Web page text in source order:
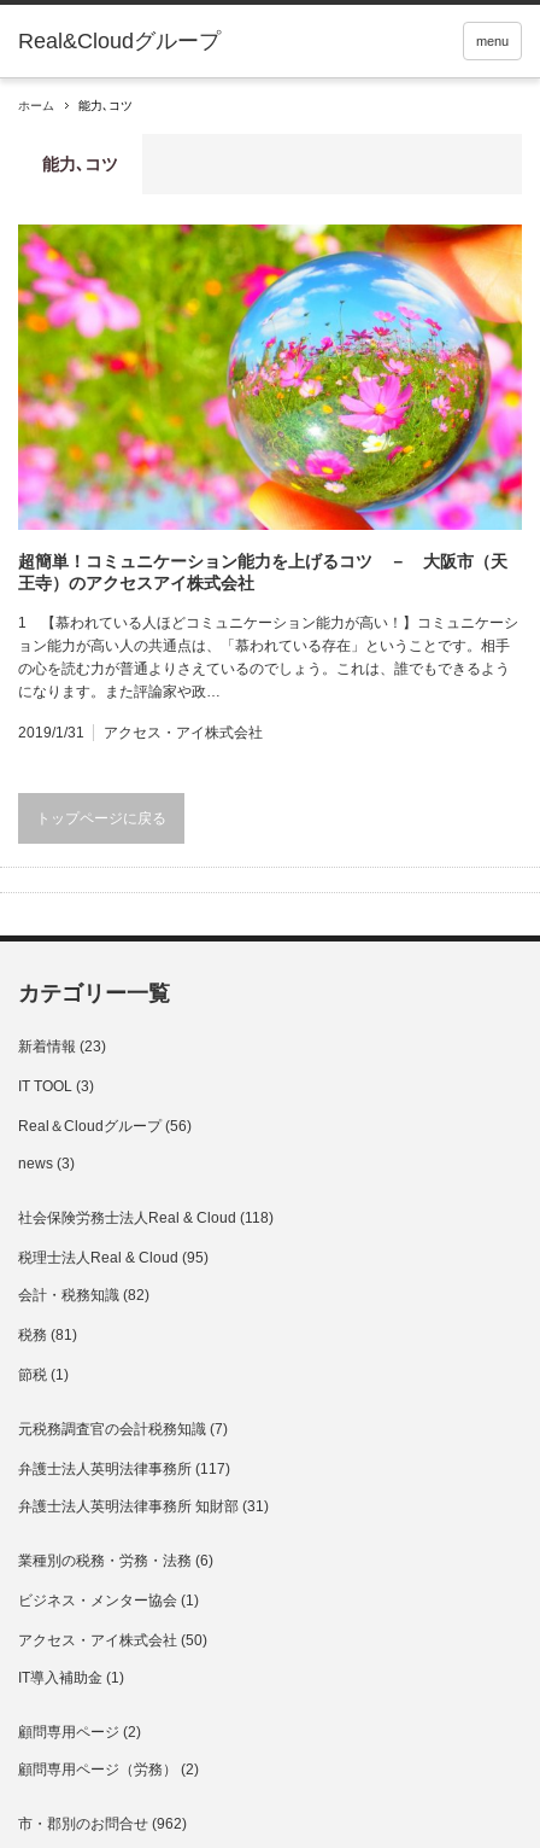
Real&Cloudグループ menu
ホーム 能力､コツ
能力､コツ
超簡単！コミュニケーション能力を上げるコツ － 大阪市（天
王寺）のアクセスアイ株式会社
1 【慕われている人ほどコミュニケーション能力が高い！】コミュニケーシ
ョン能力が高い人の共通点は、「慕われている存在」ということです。相手
の心を読む力が普通よりさえているのでしょう。これは、誰でもできるよう
になります。また評論家や政…
2019/1/31 アクセス・アイ株式会社
トップページに戻る
カテゴリー一覧
新着情報 (23)
IT TOOL (3)
Real＆Cloudグループ(56)
news (3)
社会保険労務士法人Real & Cloud (118)
税理士法人Real & Cloud (95)
会計・税務知識 (82)
税務 (81)
節税 (1)
元税務調査官の会計税務知識 (7)
弁護士法人英明法律事務所 (117)
弁護士法人英明法律事務所 知財部 (31)
業種別の税務・労務・法務 (6)
ビジネス・メンター協会 (1)
アクセス・アイ株式会社 (50)
IT導入補助金 (1)
顧問専用ページ (2)
顧問専用ページ（労務） (2)
市・郡別のお問合せ (962)